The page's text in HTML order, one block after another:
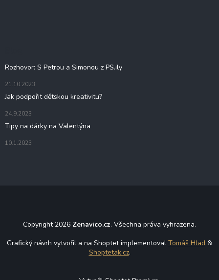
Rozhovor: S Petrou a Simonou z PS.ily
21.10.2023
Jak podpořit dětskou kreativitu?
24.9.2023
Tipy na dárky na Valentýna
10.1.2023
Copyright 2026 Zenavico.cz. Všechna práva vyhrazena.
Grafický návrh vytvořil a na Shoptet implementoval Tomáš Hlad &
Shoptetak.cz.